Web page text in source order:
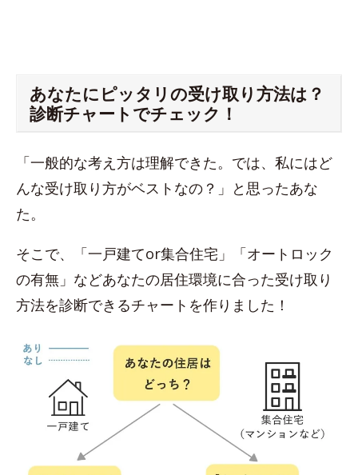
あなたにピッタリの受け取り方法は？
診断チャートでチェック！
「一般的な考え方は理解できた。では、私にはど
んな受け取り方がベストなの？」と思ったあな
た。
そこで、「一戸建てor集合住宅」「オートロック
の有無」などあなたの居住環境に合った受け取り
方法を診断できるチャートを作りました！